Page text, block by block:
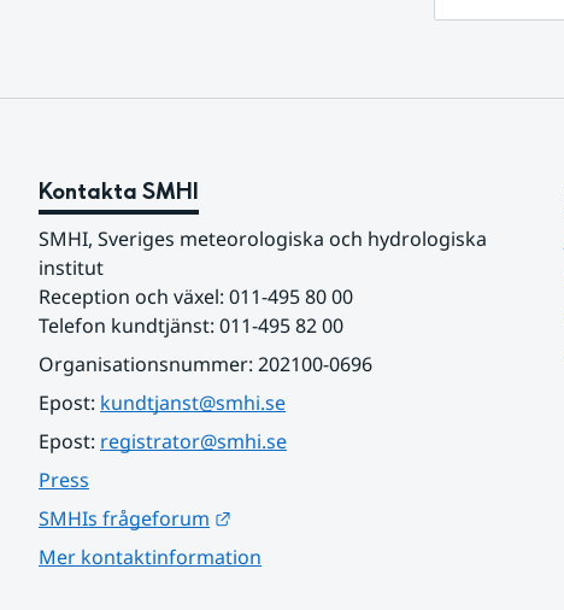
Kontakta SMHI
SMHI, Sveriges meteorologiska och hydrologiska
institut
Reception och växel: 011-495 80 00
Telefon kundtjänst: 011-495 82 00
Organisationsnummer: 202100-0696
Epost: kundtjanst@smhi.se
Epost: registrator@smhi.se
Press
SMHIs frågeforum
Mer kontaktinformation